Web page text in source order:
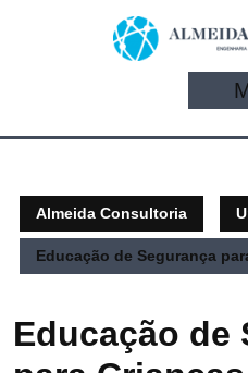
Almeida Consultoria
Educação de Segurança
Educação de